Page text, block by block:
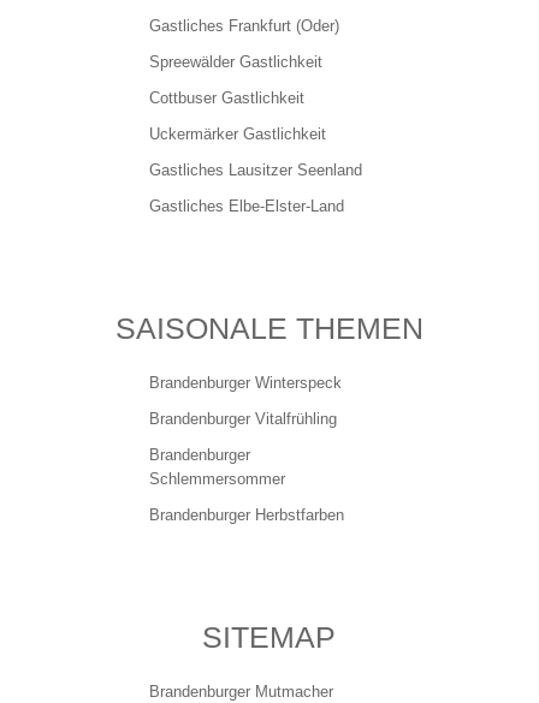
Gastliches Frankfurt (Oder)
Spreewälder Gastlichkeit
Cottbuser Gastlichkeit
Uckermärker Gastlichkeit
Gastliches Lausitzer Seenland
Gastliches Elbe-Elster-Land
SAISONALE THEMEN
Brandenburger Winterspeck
Brandenburger Vitalfrühling
Brandenburger
Schlemmersommer
Brandenburger Herbstfarben
SITEMAP
Brandenburger Mutmacher